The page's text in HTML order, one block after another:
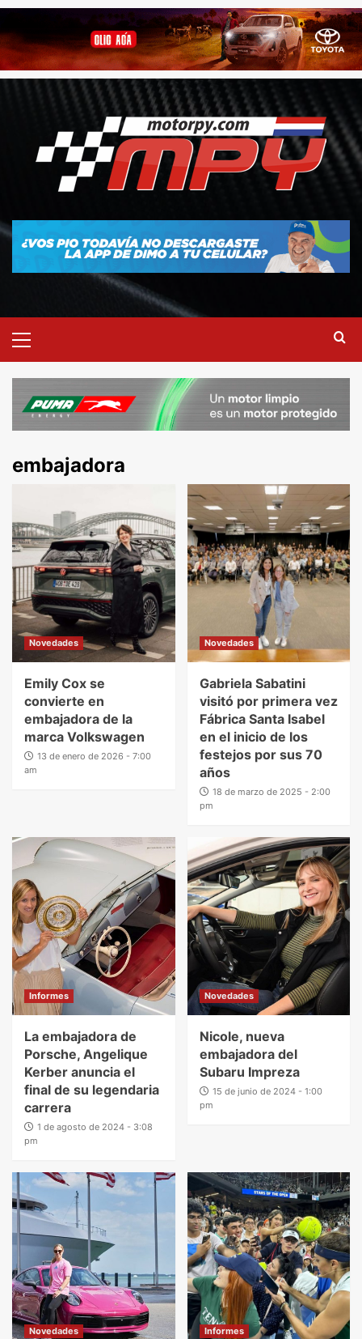
embajadora
Novedades
Emily Cox se
convierte en
embajadora de la
marca Volkswagen
13 de enero de 2026 - 7:00
am
Novedades
Gabriela Sabatini
visitó por primera vez
Fábrica Santa Isabel
en el inicio de los
festejos por sus 70
años
18 de marzo de 2025 - 2:00
pm
Informes
La embajadora de
Porsche, Angelique
Kerber anuncia el
final de su legendaria
carrera
1 de agosto de 2024 - 3:08
pm
Novedades
Nicole, nueva
embajadora del
Subaru Impreza
15 de junio de 2024 - 1:00
pm
Novedades Informes